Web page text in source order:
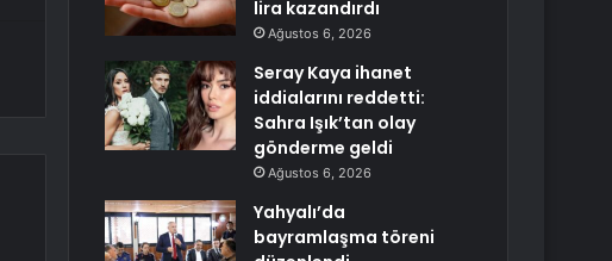
lira kazandırdı
Ağustos 6, 2026
Seray Kaya ihanet
iddialarını reddetti:
Sahra Işık’tan olay
gönderme geldi
Ağustos 6, 2026
Yahyalı’da
bayramlaşma töreni